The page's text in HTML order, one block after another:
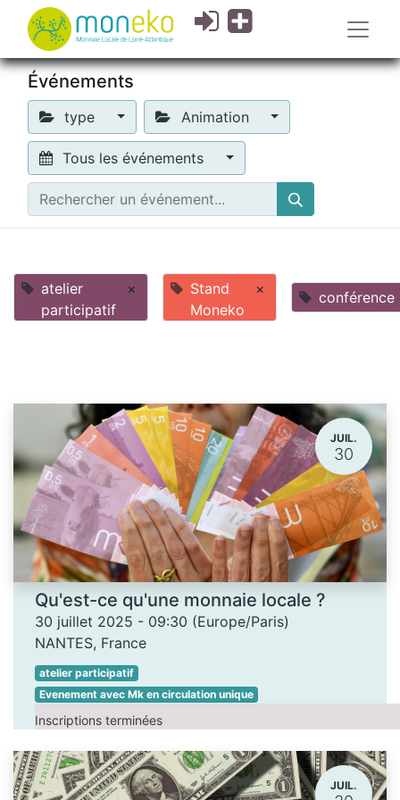
Événements
type Animation
Tous les événements
atelier
participatif
×
Stand
Moneko
× conférence
JUIL.
30
Qu'est-ce qu'une monnaie locale ?
30 juillet 2025 - 09:30 (Europe/Paris)
NANTES, France
atelier participatif
Evenement avec Mk en circulation unique
Inscriptions terminées
JUIL.